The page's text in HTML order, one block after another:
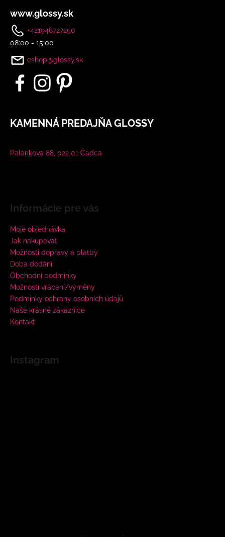
www.glossy.sk
+421948727250
08:00 - 15:00
eshop@glossy.sk
KAMENNÁ PREDAJŇA GLOSSY
Palárikova 88, 022 01 Čadca
Informácie pre vás
Moje objednávka
Jak nakupovat
Možnosti dopravy a platby
Doba dodání
Obchodní podmínky
Možnosti vrácení/výměny
Podmínky ochrany osobních údajů
Naše krásné zákaznice
Kontakt
Instagram